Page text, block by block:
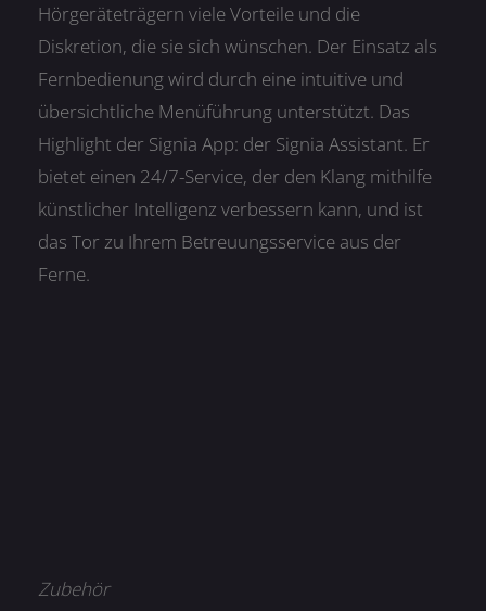
Hörgeräteträgern viele Vorteile und die
Diskretion, die sie sich wünschen. Der Einsatz als
Fernbedienung wird durch eine intuitive und
übersichtliche Menüführung unterstützt. Das
Highlight der Signia App: der Signia Assistant. Er
bietet einen 24/7-Service, der den Klang mithilfe
künstlicher Intelligenz verbessern kann, und ist
das Tor zu Ihrem Betreuungsservice aus der
Ferne.
Zubehör